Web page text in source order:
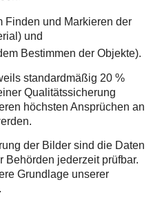
Finden und Markieren der
und
Bestimmen der Objekte).
standardmäßig 20 %
Qualitätssicherung
höchsten Ansprüchen an
der Bilder sind die Daten
Behörden jederzeit prüfbar.
Grundlage unserer